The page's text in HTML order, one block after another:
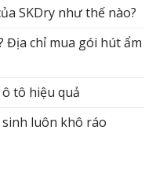
SKDry như thế nào?
Địa chỉ mua gói hút ẩm
tô hiệu quả
luôn khô ráo